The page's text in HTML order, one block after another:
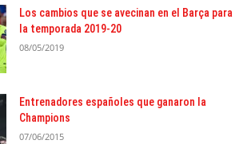
Los cambios que se avecinan en el Barça para
la temporada 2019-20
08/05/2019
Entrenadores españoles que ganaron la
Champions
07/06/2015